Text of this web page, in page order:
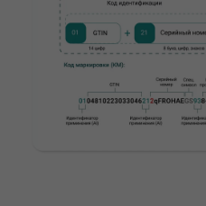
производительность и
сайта максимально
Рекламные файлы cookie
целей маркетинга и
рекламы. Эти файлы